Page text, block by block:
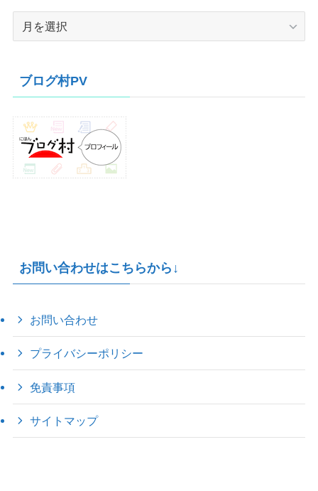
ブ
ブログ村PV
お問い合わせはこちらから↓
お問い合わせ
プライバシーポリシー
免責事項
サイトマップ